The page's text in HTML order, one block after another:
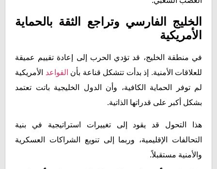
الخليج الفارسي وتراجع الثقة بالحماية
الأمريكية
في منطقة الخليج، قد تؤدي الحرب إلى إعادة تقييم عميقة
للعلاقات الأمنية. إذ بدأت تتشكل قناعة بأن القواعد الأمريكية
لم توفر الحماية الكافية، وأن الدول الخليجية باتت تعتمد
بشكل أكبر على قدراتها الذاتية.
هذا التحول قد يقود إلى تغييرات استراتيجية في بنية
التحالفات الإقليمية، وربما إلى تنويع الشراكات العسكرية
والأمنية مستقبلاً.